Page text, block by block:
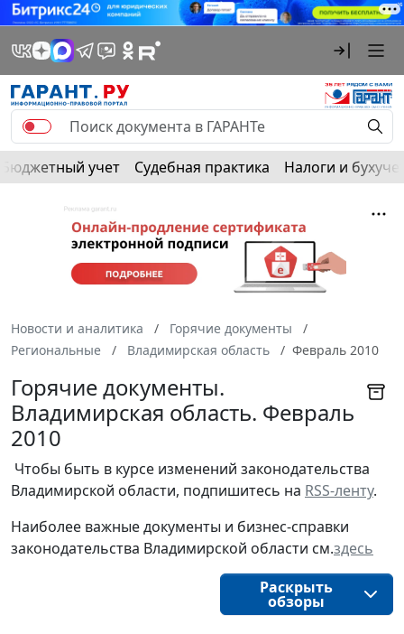
Бюджетный учет Судебная практика Налоги и
Новости и аналитика
Горячие документы
Региональные
Владимирская область Февраль 2010
Горячие документы.
Владимирская область. Февраль
2010
Чтобы быть в курсе изменений законодательства
Владимирской области, подпишитесь на RSS-ленту.
Наиболее важные документы и бизнес-справки
законодательства Владимирской области см.здесь
Раскрыть
обзоры